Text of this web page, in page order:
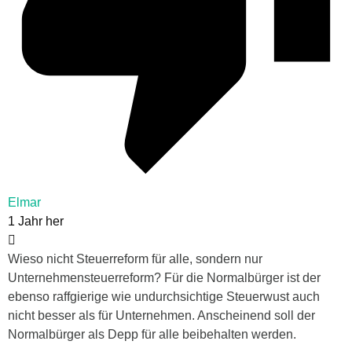
Elmar
1 Jahr her
Wieso nicht Steuerreform für alle, sondern nur
Unternehmensteuerreform? Für die Normalbürger ist der
ebenso raffgierige wie undurchsichtige Steuerwust auch
nicht besser als für Unternehmen. Anscheinend soll der
Normalbürger als Depp für alle beibehalten werden.